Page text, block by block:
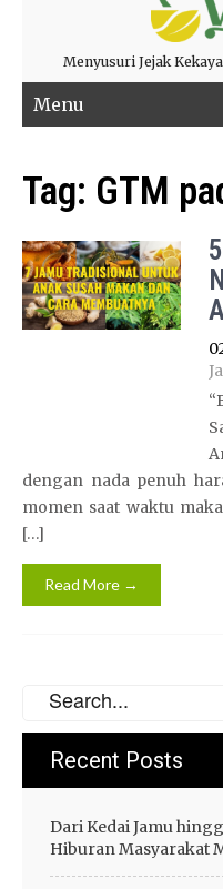
Menyusuri Jejak
Menu
Tag: GTM
dengan nada penuh
momen saat waktu
[…]
Read More →
Recent Posts
Dari Kedai Jamu
Hiburan Masyarakat